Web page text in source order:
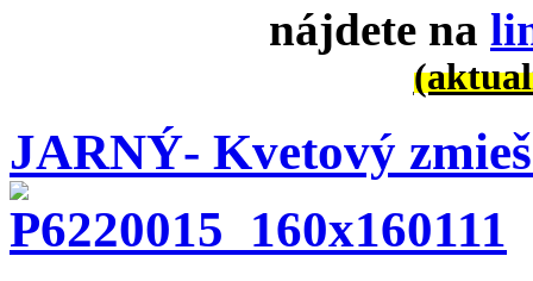
nájdete na
JARNÝ- Kvetový